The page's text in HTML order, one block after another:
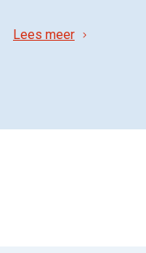
Lees meer